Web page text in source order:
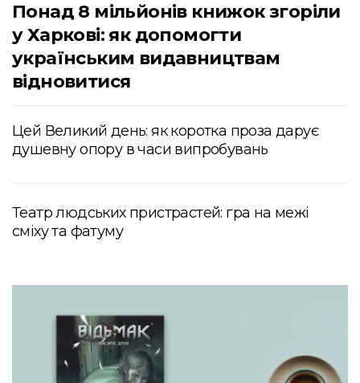
Понад 8 мільйонів книжок згоріли
у Харкові: як допомогти
українським видавництвам
відновитися
Цей Великий день: як коротка проза дарує
душевну опору в часи випробувань
Театр людських пристрастей: гра на межі
сміху та фатуму